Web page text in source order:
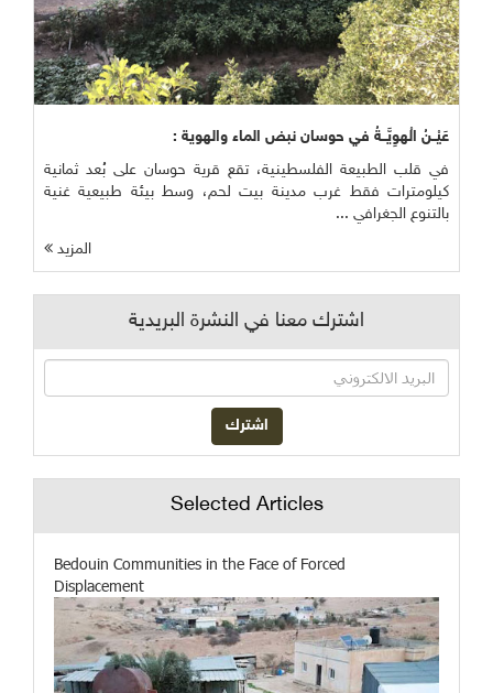
عَيْــنُ الْهوِيَّــةُ في حوسان نبض الماء والهوية :
في قلب الطبيعة الفلسطينية، تقع قرية حوسان على بُعد ثمانية
كيلومترات فقط غرب مدينة بيت لحم، وسط بيئة طبيعية غنية
بالتنوع الجغرافي ...
المزيد
اشترك معنا في النشرة البريدية
Selected Articles
Bedouin Communities in the Face of Forced
Displacement